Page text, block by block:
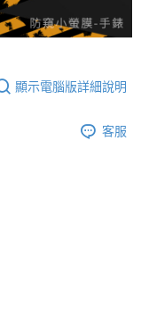
顯示電腦版詳細說明
客服